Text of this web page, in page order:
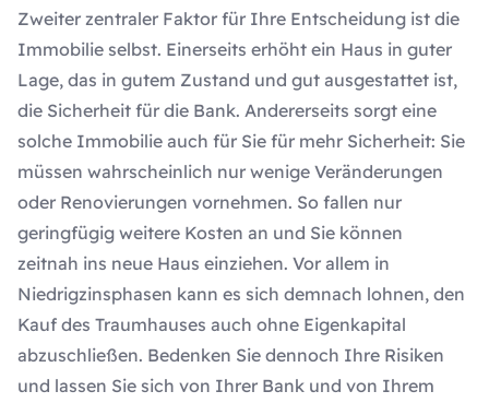
Zweiter zentraler Faktor für Ihre Entscheidung ist die
Immobilie selbst. Einerseits erhöht ein Haus in guter
Lage, das in gutem Zustand und gut ausgestattet ist,
die Sicherheit für die Bank. Andererseits sorgt eine
solche Immobilie auch für Sie für mehr Sicherheit: Sie
müssen wahrscheinlich nur wenige Veränderungen
oder Renovierungen vornehmen. So fallen nur
geringfügig weitere Kosten an und Sie können
zeitnah ins neue Haus einziehen. Vor allem in
Niedrigzinsphasen kann es sich demnach lohnen, den
Kauf des Traumhauses auch ohne Eigenkapital
abzuschließen. Bedenken Sie dennoch Ihre Risiken
und lassen Sie sich von Ihrer Bank und von Ihrem